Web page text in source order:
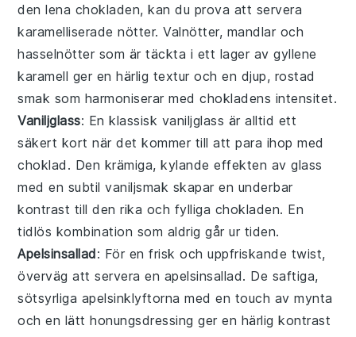
den lena chokladen, kan du prova att servera
karamelliserade nötter.Valnötter, mandlar och
hasselnötter som är täckta i ett lager av gyllene
karamell ger en härlig textur och en djup, rostad
smak som harmoniserar med chokladens intensitet.
Vaniljglass: En klassisk vaniljglass är alltid ett
säkert kort när det kommer till att para ihop med
choklad . Den krämiga, kylande effekten avglass
med en subtilvaniljsmak skapar en underbar
kontrast till den rika och fylliga chokladen. En
tidlös kombination som aldrig går ur tiden.
Apelsinsallad: För en frisk och uppfriskande twist,
överväg att servera en apelsinsallad. De saftiga,
sötsyrliga apelsinklyftorna med en touch avmynta
och en lätthonungsdressing ger en härlig kontrast